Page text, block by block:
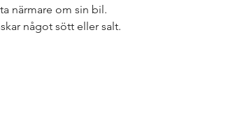
närmare om sin bil.
något sött eller salt.